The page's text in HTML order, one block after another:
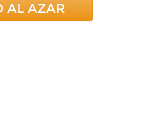
AL AZAR